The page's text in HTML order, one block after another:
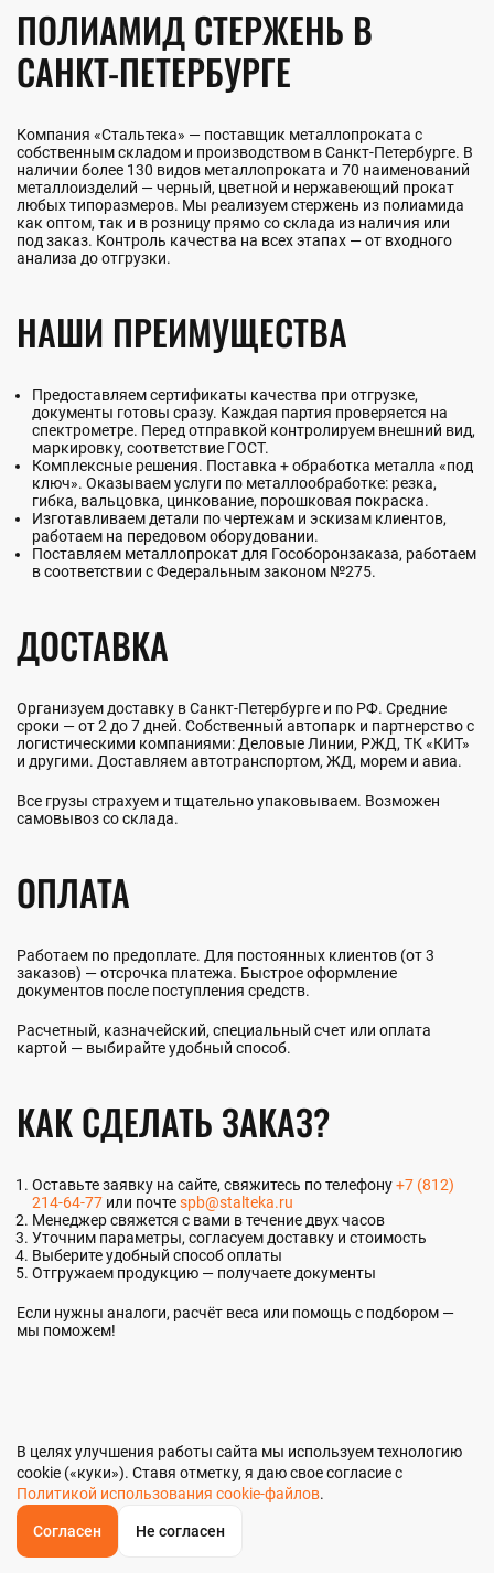
ОБРАТНЫЙЗВОНОК
ПОЛИАМИД СТЕРЖЕНЬ В
САНКТ-ПЕТЕРБУРГЕ
Компания «Стальтека» — поставщик металлопроката с
собственным складом и производством в Санкт-Петербурге. В
наличии более 130 видов металлопроката и 70 наименований
металлоизделий — черный, цветной и нержавеющий прокат
любых типоразмеров. Мы реализуем стержень из полиамида
как оптом, так и в розницу прямо со склада из наличия или
под заказ. Контроль качества на всех этапах — от входного
анализа до отгрузки.
НАШИ ПРЕИМУЩЕСТВА
Предоставляем сертификаты качества при отгрузке,
документы готовы сразу. Каждая партия проверяется на
спектрометре. Перед отправкой контролируем внешний вид,
маркировку, соответствие ГОСТ.
Комплексные решения. Поставка + обработка металла «под
ключ». Оказываем услуги по металлообработке: резка,
гибка, вальцовка, цинкование, порошковая покраска.
Изготавливаем детали по чертежам и эскизам клиентов,
работаем на передовом оборудовании.
Поставляем металлопрокат для Гособоронзаказа, работаем
в соответствии с Федеральным законом №275.
ДОСТАВКА
Организуем доставку в Санкт-Петербурге и по РФ. Средние
сроки — от 2 до 7 дней. Собственный автопарк и партнерство с
логистическими компаниями: Деловые Линии, РЖД, ТК «КИТ»
и другими. Доставляем автотранспортом, ЖД, морем и авиа.
Все грузы страхуем и тщательно упаковываем. Возможен
самовывоз со склада.
ОПЛАТА
Работаем по предоплате. Для постоянных клиентов (от 3
заказов) — отсрочка платежа. Быстрое оформление
документов после поступления средств.
Расчетный, казначейский, специальный счет или оплата
картой — выбирайте удобный способ.
КАК СДЕЛАТЬ ЗАКАЗ?
Оставьте заявку на сайте, свяжитесь по телефону+7 (812)
214-64-77 или почтеspb@stalteka.ru
Менеджер свяжется с вами в течение двух часов
Уточним параметры, согласуем доставку и стоимость
Выберите удобный способ оплаты
Отгружаем продукцию — получаете документы
Если нужны аналоги, расчёт веса или помощь с подбором —
мы поможем!
Отдел продаж
+7 (812) 214-64-77
Главная
В целях улучшения работы сайта мы используем технологию
cookie («куки»). Ставя отметку, я даю свое согласие с
Политикой использования cookie-файлов.
Согласен Не согласен